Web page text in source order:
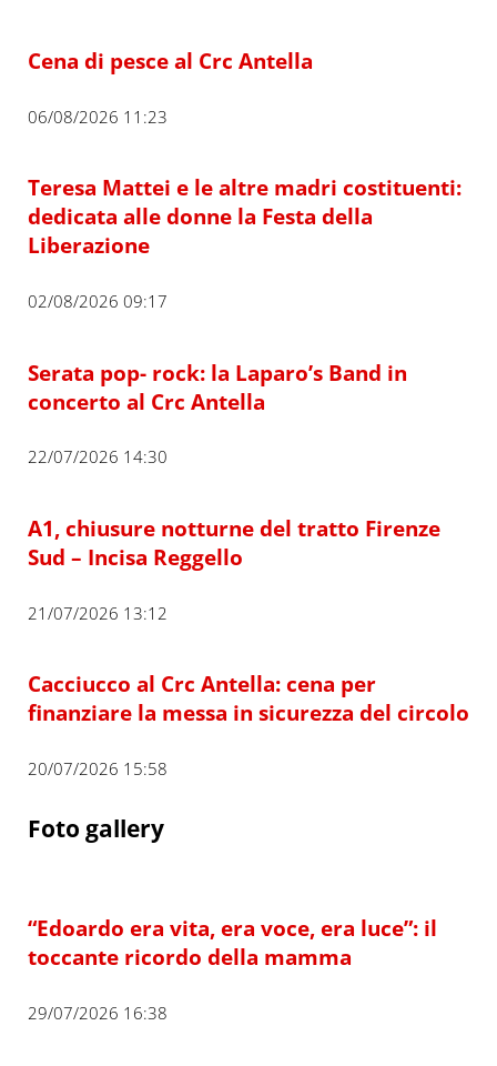
Cena di pesce al Crc Antella
06/08/2026 11:23
Teresa Mattei e le altre madri costituenti:
dedicata alle donne la Festa della
Liberazione
02/08/2026 09:17
Serata pop- rock: la Laparo’s Band in
concerto al Crc Antella
22/07/2026 14:30
A1, chiusure notturne del tratto Firenze
Sud – Incisa Reggello
21/07/2026 13:12
Cacciucco al Crc Antella: cena per
finanziare la messa in sicurezza del circolo
20/07/2026 15:58
Foto gallery
“Edoardo era vita, era voce, era luce”: il
toccante ricordo della mamma
29/07/2026 16:38